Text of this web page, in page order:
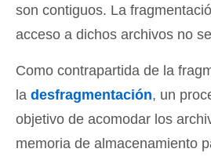
son contiguos. La
acceso a dichos archivos no
Como contrapartida de la
la desfragmentación, un
objetivo de acomodar los
memoria de almacenamiento